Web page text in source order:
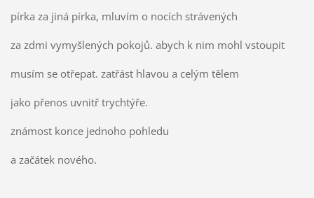
pírka za jiná pírka, mluvím o nocích strávených
za zdmi vymyšlených pokojů. abych k nim mohl vstoupit
musím se otřepat. zatřást hlavou a celým tělem
jako přenos uvnitř trychtýře.
známost konce jednoho pohledu
a začátek nového.